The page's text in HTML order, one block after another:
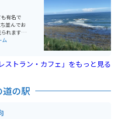
有名で
並んでお
れます。
の雄大さ
れるので
ム
ストラン・カフェ」をもっと見る
の駅